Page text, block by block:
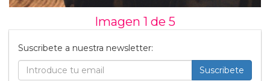
Imagen 1 de 5
Suscribete a nuestra newsletter:
Suscribete